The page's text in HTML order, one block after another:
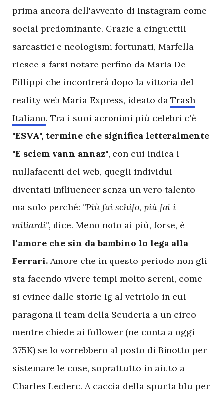
prima ancora dell'avvento di Instagram come
social predominante. Grazie a cinguettii
sarcastici e neologismi fortunati, Marfella
riesce a farsi notare perfino da Maria De
Fillippi che incontrerà dopo la vittoria del
reality web Maria Express, ideato da Trash
Italiano. Tra i suoi acronimi più celebri c'è
"ESVA", termine che significa letteralmente
"E sciem vann annaz", con cui indica i
nullafacenti del web, quegli individui
diventati infliuencer senza un vero talento
ma solo perché: "Più fai schifo, più fai i
miliardi", dice. Meno noto ai più, forse, è
l'amore che sin da bambino lo lega alla
Ferrari. Amore che in questo periodo non gli
sta facendo vivere tempi molto sereni, come
si evince dalle storie Ig al vetriolo in cui
paragona il team della Scuderia a un circo
mentre chiede ai follower (ne conta a oggi
375K) se lo vorrebbero al posto di Binotto per
sistemare le cose, soprattutto in aiuto a
Charles Leclerc. A caccia della spunta blu per